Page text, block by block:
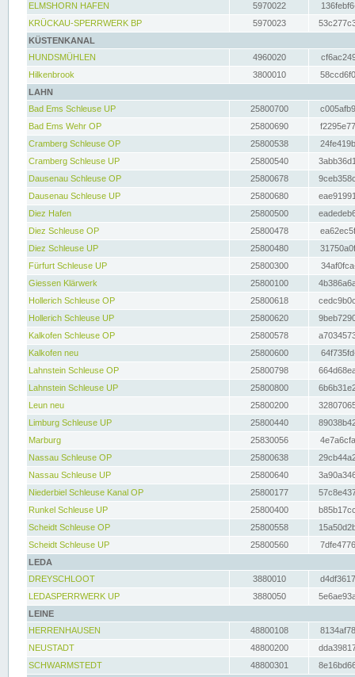
ELMSHORN HAFEN
5970022
KRÜCKAU-SPERRWERK BP
5970023
KÜSTENKANAL
HUNDSMÜHLEN
4960020
Hilkenbrook
3800010
LAHN
Bad Ems Schleuse UP
25800700
Bad Ems Wehr OP
25800690
Cramberg Schleuse OP
25800538
Cramberg Schleuse UP
25800540
Dausenau Schleuse OP
25800678
Dausenau Schleuse UP
25800680
Diez Hafen
25800500
Diez Schleuse OP
25800478
Diez Schleuse UP
25800480
Fürfurt Schleuse UP
25800300
Giessen Klärwerk
25800100
Hollerich Schleuse OP
25800618
Hollerich Schleuse UP
25800620
Kalkofen Schleuse OP
25800578
Kalkofen neu
25800600
Lahnstein Schleuse OP
25800798
Lahnstein Schleuse UP
25800800
Leun neu
25800200
Limburg Schleuse UP
25800440
Marburg
25830056
Nassau Schleuse OP
25800638
Nassau Schleuse UP
25800640
Niederbiel Schleuse Kanal OP
25800177
Runkel Schleuse UP
25800400
Scheidt Schleuse OP
25800558
Scheidt Schleuse UP
25800560
LEDA
DREYSCHLOOT
3880010
LEDASPERRWERK UP
3880050
LEINE
HERRENHAUSEN
48800108
NEUSTADT
48800200
SCHWARMSTEDT
48800301